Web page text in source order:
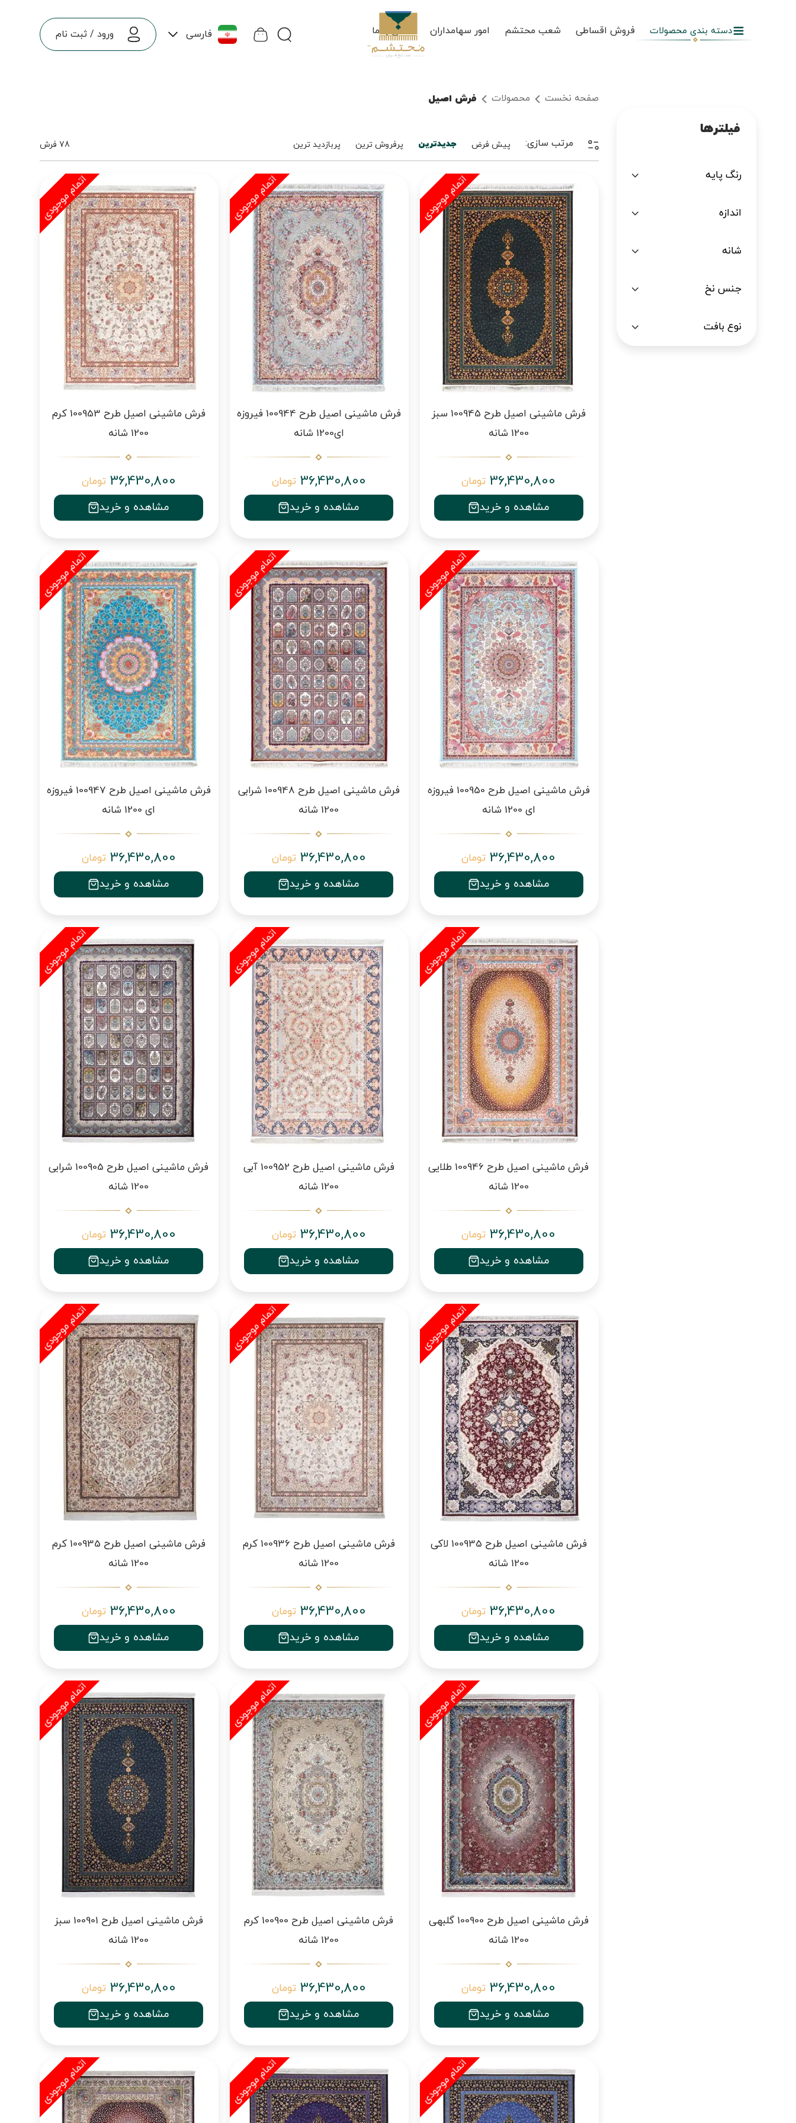
دسته بندی محصولات فروش اقساطی شعب محتشم امور سهامداران تماس با ما فارسی ورود / ثبت نام
فیلترها
رنگ پایه
اندازه
شانه
جنس نخ
نوع بافت
صفحه نخست محصولات فرش اصیل
مرتب سازی: پیش فرض جدیدترین پرفروش ترین پربازدید ترین 78 فرش
فرش ماشینی اصیل طرح 100945 سبز
1200 شانه
36,430,800 تومان
مشاهده و خرید
فرش ماشینی اصیل طرح 100944 فیروزه
ای1200 شانه
36,430,800 تومان
مشاهده و خرید
فرش ماشینی اصیل طرح 100953 کرم
1200 شانه
36,430,800 تومان
مشاهده و خرید
فرش ماشینی اصیل طرح 100950 فیروزه
ای 1200 شانه
36,430,800 تومان
مشاهده و خرید
فرش ماشینی اصیل طرح 100948 شرابی
1200 شانه
36,430,800 تومان
مشاهده و خرید
فرش ماشینی اصیل طرح 100947 فیروزه
ای 1200 شانه
36,430,800 تومان
مشاهده و خرید
فرش ماشینی اصیل طرح 100946 طلایی
1200 شانه
36,430,800 تومان
مشاهده و خرید
فرش ماشینی اصیل طرح 100952 آبی
1200 شانه
36,430,800 تومان
مشاهده و خرید
فرش ماشینی اصیل طرح 100905 شرابی
1200 شانه
36,430,800 تومان
مشاهده و خرید
فرش ماشینی اصیل طرح 100935 لاکی
1200 شانه
36,430,800 تومان
مشاهده و خرید
فرش ماشینی اصیل طرح 100936 کرم
1200 شانه
36,430,800 تومان
مشاهده و خرید
فرش ماشینی اصیل طرح 100935 کرم
1200 شانه
36,430,800 تومان
مشاهده و خرید
فرش ماشینی اصیل طرح 100900 گلبهی
1200 شانه
36,430,800 تومان
مشاهده و خرید
فرش ماشینی اصیل طرح 100900 کرم
1200 شانه
36,430,800 تومان
مشاهده و خرید
فرش ماشینی اصیل طرح 100901 سبز
1200 شانه
36,430,800 تومان
مشاهده و خرید